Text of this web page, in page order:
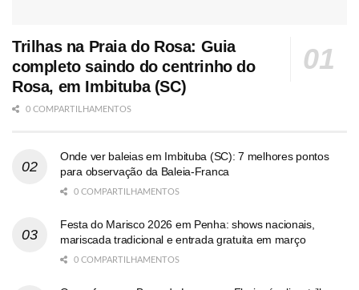
Trilhas na Praia do Rosa: Guia
completo saindo do centrinho do
Rosa, em Imbituba (SC)
0 COMPARTILHAMENTOS
Onde ver baleias em Imbituba (SC): 7 melhores pontos
para observação da Baleia-Franca
0 COMPARTILHAMENTOS
Festa do Marisco 2026 em Penha: shows nacionais,
mariscada tradicional e entrada gratuita em março
0 COMPARTILHAMENTOS